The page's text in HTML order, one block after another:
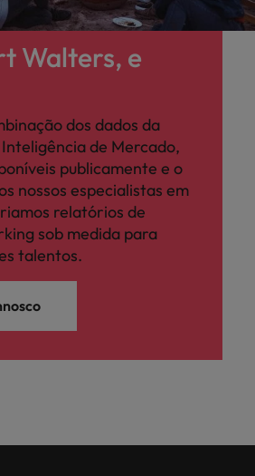
Walters, e
dos dados da
de Mercado,
publicamente e o
nossos especialistas em
relatórios de
sob medida para
talentos.